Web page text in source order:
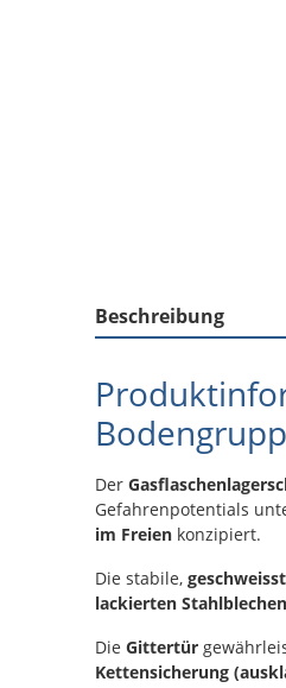
Beschreibung
Der
Gefahrenpotentials
im Freien konzipiert.
Die stabile,
lackierten Stahlblechen
Die Gittertür
Kettensicherung